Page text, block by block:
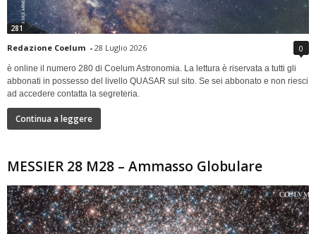
281
Redazione Coelum - 28 Luglio 2026 0
è online il numero 280 di Coelum Astronomia. La lettura è riservata a tutti gli
abbonati in possesso del livello QUASAR sul sito. Se sei abbonato e non riesci
ad accedere contatta la segreteria.
Continua a leggere
MESSIER 28 M28 – Ammasso Globulare